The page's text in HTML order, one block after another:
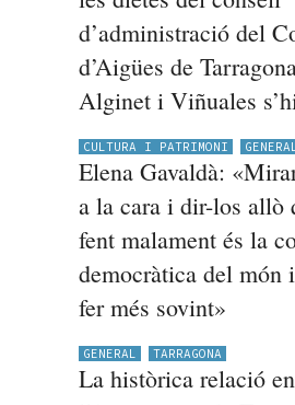
d’administració del
d’Aigües de
Alginet i Viñuales
CULTURA I PATRIMONI
Elena Gavaldà:
a la cara i dir-los allò
fent malament és la
democràtica del món
fer més sovint»
GENERAL TARRAGONA
La històrica relació